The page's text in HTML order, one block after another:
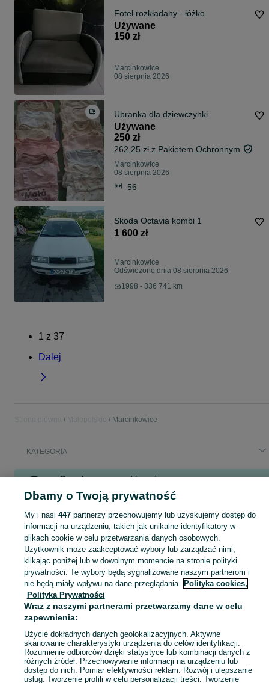
Fotel rozkładany - łóżko
Używane
150 zł
Marcinkowice
08 sierpnia 2026
Ubranka dla dziewczynki
Używane
250 zł
262,25 zł z Pakietem Ochronnym
Marcinkowice
08 sierpnia 2026
56
Skoda Octavia kombi 1
1 600 zł
Marcinkowice
Odświeżono dnia 08 sierpnia 2026
1998 - 336 741 km
1 z 37
Dalej
Marcinkowice
KATEGORIA
Popularne wyszukiwania
toczek kask fouganza volkswagen touran gen 1
norze kosiarki 43 cm lewy
Zobacz
Mapa kategorii
Mapa miejscowości
Mapa ministron
Popularne wyszukiwania
Dbamy o Twoją prywatność
My i nasi 447partnerzy przechowujemy lub uzyskujemy dostęp do
informacji na urządzeniu, takich jak unikalne identyfikatory w
plikach cookie w celu przetwarzania danych osobowych.
Użytkownik może zaakceptować wybory lub zarządzać nimi,
klikając poniżej lub w dowolnym momencie na stronie polityki
prywatności. Te wybory będą sygnalizowane naszym partnerom i
nie będą miały wpływu na dane przeglądania. Polityka cookies,
Polityka Prywatności
Wraz z naszymi partnerami przetwarzamy dane w celu
zapewnienia:
Użycie dokładnych danych geolokalizacyjnych. Aktywne
skanowanie charakterystyki urządzenia do celów identyfikacji.
Rozumienie odbiorców dzięki statystyce lub kombinacji danych z
różnych źródeł. Przechowywanie informacji na urządzeniu lub
dostęp do nich. Pomiar efektywności reklam. Rozwój i ulepszanie
usług. Tworzenie profili w celu personalizacji treści. Tworzenie